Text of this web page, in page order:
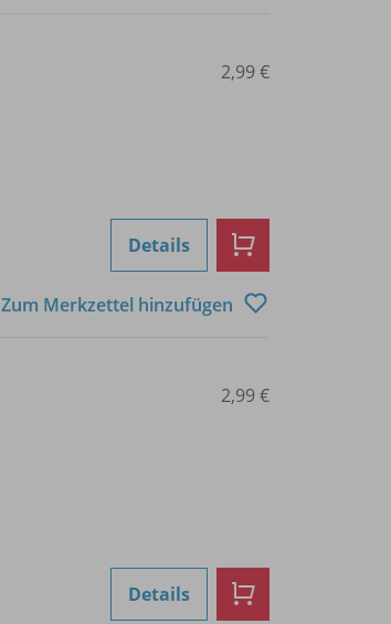
2,99 €
Details
Zum Merkzettel hinzufügen
2,99 €
Details